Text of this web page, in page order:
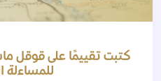
كتبت تقييمًا على قوقل
للمساءلة